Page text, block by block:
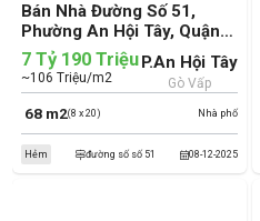
Bán Nhà Đường Số 51,
Phường An Hội Tây, Quận
Gò Vấp (cũ)
Nhà phố
68 m2(8 x 20)
7 Tỷ 190 Triệu
~106 Triệu/m2
P.An Hội Tây
Gò Vấp
08-12-2025
Hẻm đường số số 51